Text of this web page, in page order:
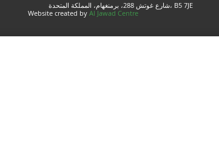
شارع غوتش 288، برمنغهام، المملكة المتحدة، B5 7JE
Website created by Al Jawad Centre